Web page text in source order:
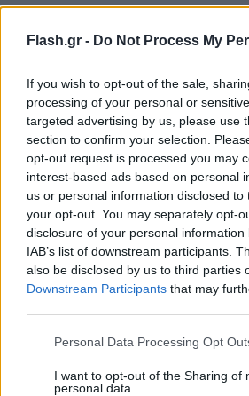
Flash.gr - Do Not Process My
If you wish to opt-out of the sale,
processing of your personal or
targeted advertising by us, please use
section to confirm your selection.
opt-out request is processed you may
interest-based ads based on personal
us or personal information disclosed
your opt-out. You may separately opt-
disclosure of your personal
IAB’s list of downstream participants.
also be disclosed by us to third parties
Downstream Participants that may
Please note that this website/app uses
not limited to your visit or usage
Personal Data Processing Opt
I want to opt-out of the Sharing of
personal data.
άστεγους ή γυναίκες
«αντικοινωνική συμπεριφορά»,
πόρνες
• Πράσινο τρίγωνο — Κοινοί
• Ροζ τρίγωνο — Ομοφυλόφιλοι.
• Μωβ τρίγωνο — Μάρτυρες
• Κόκκινο τρίγωνο — Πολιτικοί
βάση αριστεροί και
[caption